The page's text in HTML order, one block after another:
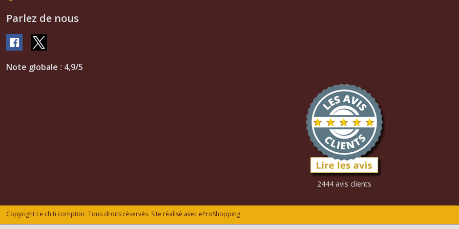
Parlez de nous
Note globale : 4,9/5
2444 avis clients
Copyright Le ch'ti comptoir. Tous droits réservés. Site réalisé avec eProShopping